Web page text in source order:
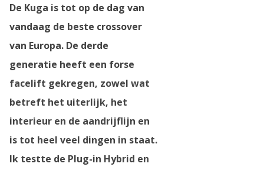
De Kuga is tot op de dag van
vandaag de beste crossover
van Europa. De derde
generatie heeft een forse
facelift gekregen, zowel wat
betreft het uiterlijk, het
interieur en de aandrijflijn en
is tot heel veel dingen in staat.
Ik testte de Plug-in Hybrid en